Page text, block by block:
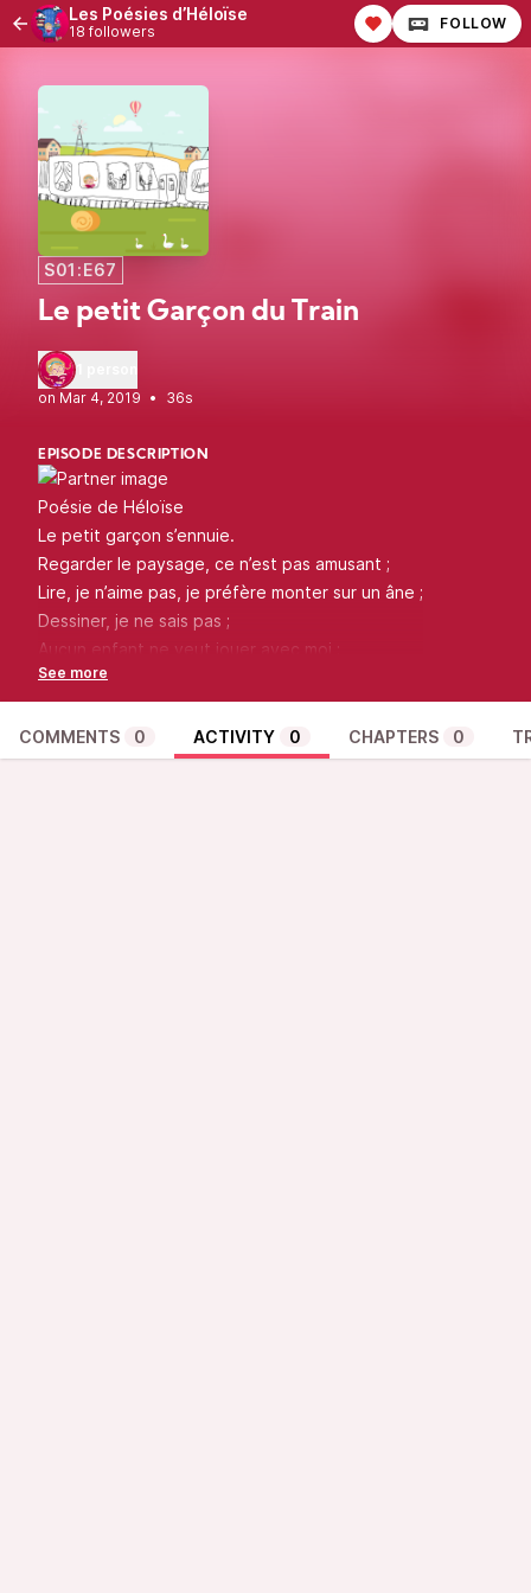
Les Poésies d’Héloïse
18 followers FOLLOW
S01:E67
Le petit Garçon du Train
•
36s
EPISODE DESCRIPTION
Poésie de Héloïse
Le petit garçon s’ennuie.
Regarder le paysage, ce n’est pas amusant ;
Lire, je n’aime pas, je préfère monter sur un âne ;
Dessiner, je ne sais pas ;
Aucun enfant ne veut jouer avec moi ;
Ma grande sœur est sur son téléphone ;
Mon Papa dort et ma Maman lit.
Après avoir tant râlé, il s’est endormi.
COMMENTS 0 ACTIVITY 0 CHAPTERS 0